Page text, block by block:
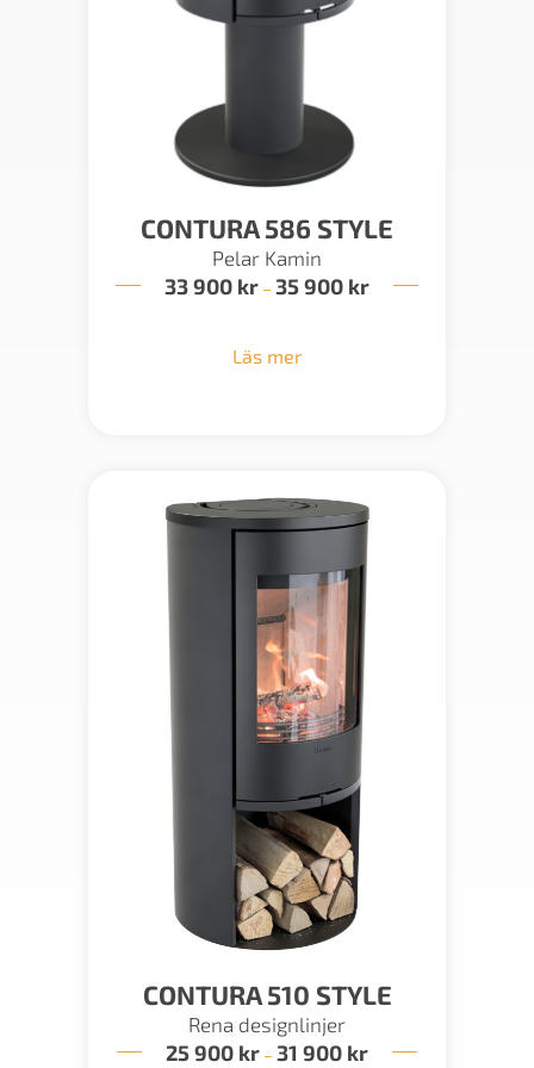
CONTURA 586 STYLE
Pelar Kamin
33 900 kr – 35 900 krPrisintervall:
Läs mer
CONTURA 510 STYLE
Rena designlinjer
25 900 kr – 31 900 krPrisintervall: